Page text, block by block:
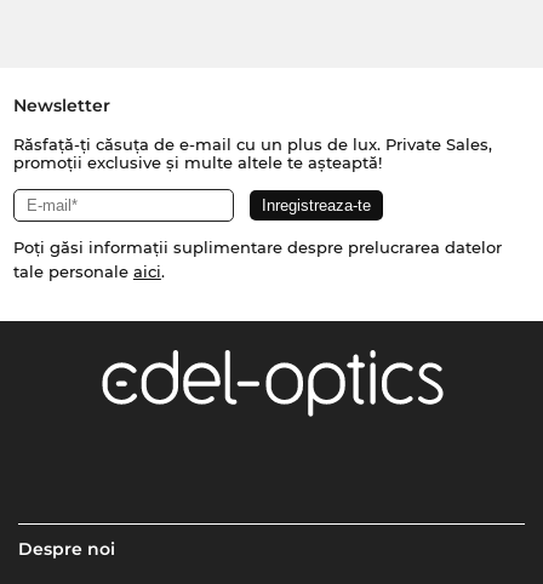
Newsletter
Răsfață-ți căsuța de e-mail cu un plus de lux. Private Sales,
promoții exclusive și multe altele te așteaptă!
Poți găsi informații suplimentare despre prelucrarea datelor
tale personale aici.
Despre noi